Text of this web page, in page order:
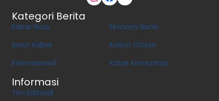
Kategori Berita
Kabar Nusa
Sorot Kalbar
Internasional
Ekonomi Bisnis
Kolom Citizen
Kabar Komunitas
Informasi
Tim Editorial